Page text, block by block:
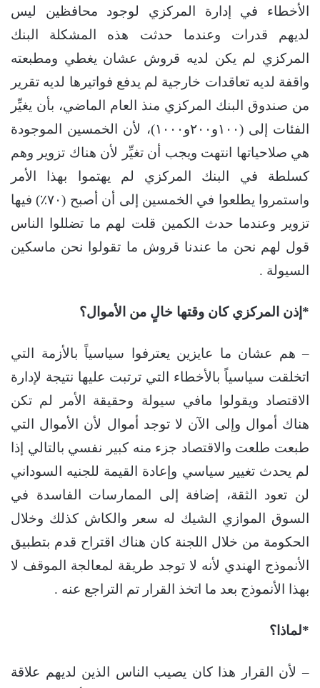
الأخطاء في إدارة المركزي لوجود محافظين ليس
لديهم قدرات وعندما حدثت هذه المشكلة البنك
المركزي لم يكن لديه قروش عشان يغطي ومطبعته
واقفة لديه تعاقدات خارجية لم يدفع فواتيرها لديه تقرير
من صندوق البنك المركزي منذ العام الماضي، بأن يغيِّر
الفئات إلى (١٠٠و٢٠٠و١٠٠٠)، لأن الخمسين الموجودة
هي صلاحياتها انتهت ويجب أن تغيِّر لأن هناك تزوير وهم
كسلطة في البنك المركزي لم يهتموا بهذا الأمر
واستمروا يطلعوا في الخمسين إلى أن أصبح (٧٠٪؜) فيها
تزوير وعندما حدث الكمين قلت لهم ما تضللوا الناس
قول لهم نحن ما عندنا قروش ما تقولوا نحن ماسكين
السيولة .
*إذن المركزي كان وقتها خالٍ من الأموال؟
– هم عشان ما عايزين يعترفوا سياسياً بالأزمة التي
اتخلقت سياسياً بالأخطاء التي ترتبت عليها نتيجة لإدارة
الاقتصاد ويقولوا مافي سيولة وحقيقة الأمر لم تكن
هناك أموال وإلى الآن لا توجد أموال لأن الأموال التي
طبعت طلعت والاقتصاد جزء منه كبير نفسي بالتالي إذا
لم يحدث تغيير سياسي وإعادة القيمة للجنيه السوداني
لن تعود الثقة، إضافة إلى الممارسات الفاسدة في
السوق الموازي الشيك له سعر والكاش كذلك وخلال
الحكومة من خلال اللجنة كان هناك اقتراح قدم بتطبيق
الأنموذج الهندي لأنه لا توجد طريقة لمعالجة الموقف لا
بهذا الأنموذج بعد ما اتخذ القرار تم التراجع عنه .
*لماذا؟
– لأن القرار هذا كان يصيب الناس الذين لديهم علاقة